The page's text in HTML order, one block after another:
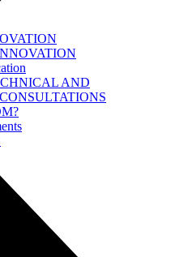
AND